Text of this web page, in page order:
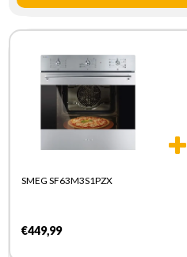
SMEG SF63M3S1PZX
€449,99